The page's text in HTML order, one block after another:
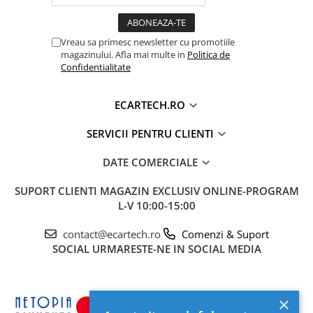
REDARE MUZICA, DESCARCARE
AGENDA TELEFON, CONVORBIRI
TELEFONICE
DA (2 IESIRE USB)
MULTITOUCH 5 PUNCTE
LUMINOZITATE
DA
RCA AUDIO
DA
SUBWOOFER
VOLAN
Vreau sa primesc newsletter cu promotiile
magazinului. Afla mai multe in Politica de
Confidentialitate
ECARTECH.RO
SERVICII PENTRU CLIENTI
DATE COMERCIALE
SUPORT CLIENTI MAGAZIN EXCLUSIV ONLINE-PROGRAM
L-V 10:00-15:00
contact@ecartech.ro
Comenzi & Suport
SOCIAL URMARESTE-NE IN SOCIAL MEDIA
×